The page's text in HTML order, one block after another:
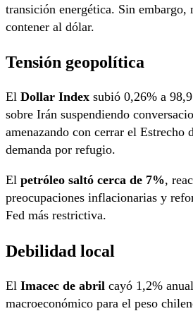
transición energética. Sin embargo,
contener al dólar.
Tensión geopolítica
El Dollar Index subió 0,26% a
sobre Irán suspendiendo
amenazando con cerrar el Estrecho
demanda por refugio.
El petróleo saltó cerca de 7%,
preocupaciones inflacionarias y
Fed más restrictiva.
Debilidad local
El Imacec de abril cayó 1,2%
macroeconómico para el peso